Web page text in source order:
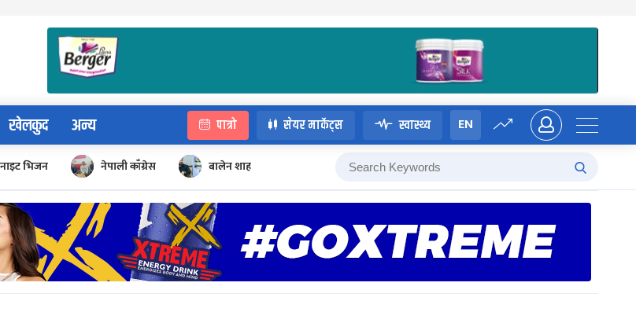
खेलकुद अन्य पात्रो सेयर मार्केट्स स्वास्थ्य EN
नाइट भिजन नेपाली काँग्रेस बालेन शाह